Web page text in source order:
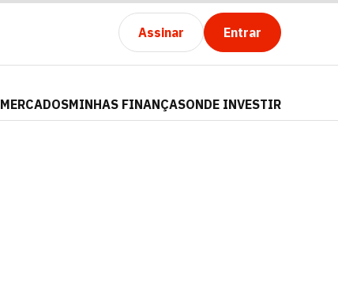
Assinar Entrar
MERCADOSMINHAS FINANÇASONDE INVESTIR